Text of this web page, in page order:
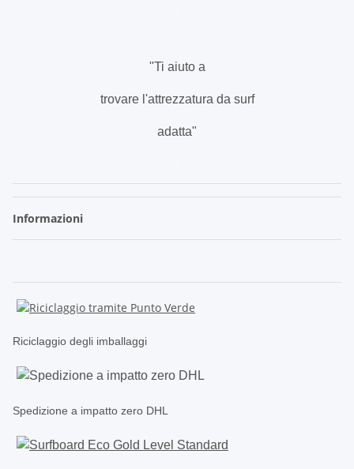
"Ti aiuto a
trovare l'attrezzatura da surf
adatta"
Informazioni
Riciclaggio degli imballaggi
Spedizione a impatto zero DHL